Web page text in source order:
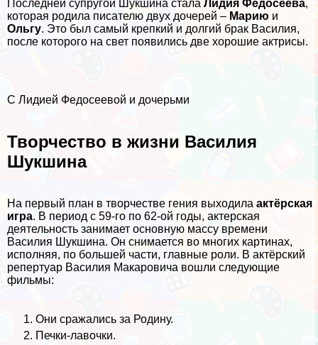
Последней супругой Шукшина стала Лидия Федосеева,
которая родила писателю двух дочерей – Марию и
Ольгу. Это был самый крепкий и долгий бpaк Василия,
после которого на свет появились две хорошие актрисы.
С Лидией Федосеевой и дочерьми
Творчество в жизни Василия
Шукшина
На первый план в творчестве гения выходила актёрская
игра. В период с 59-го по 62-ой годы, актерская
деятельность занимает основную массу времени
Василия Шукшина. Он снимается во многих картинах,
исполняя, по большей части, главные роли. В актёрский
репертуар Василия Макаровича вошли следующие
фильмы:
Они сражались за Родину.
Печки-лавочки.